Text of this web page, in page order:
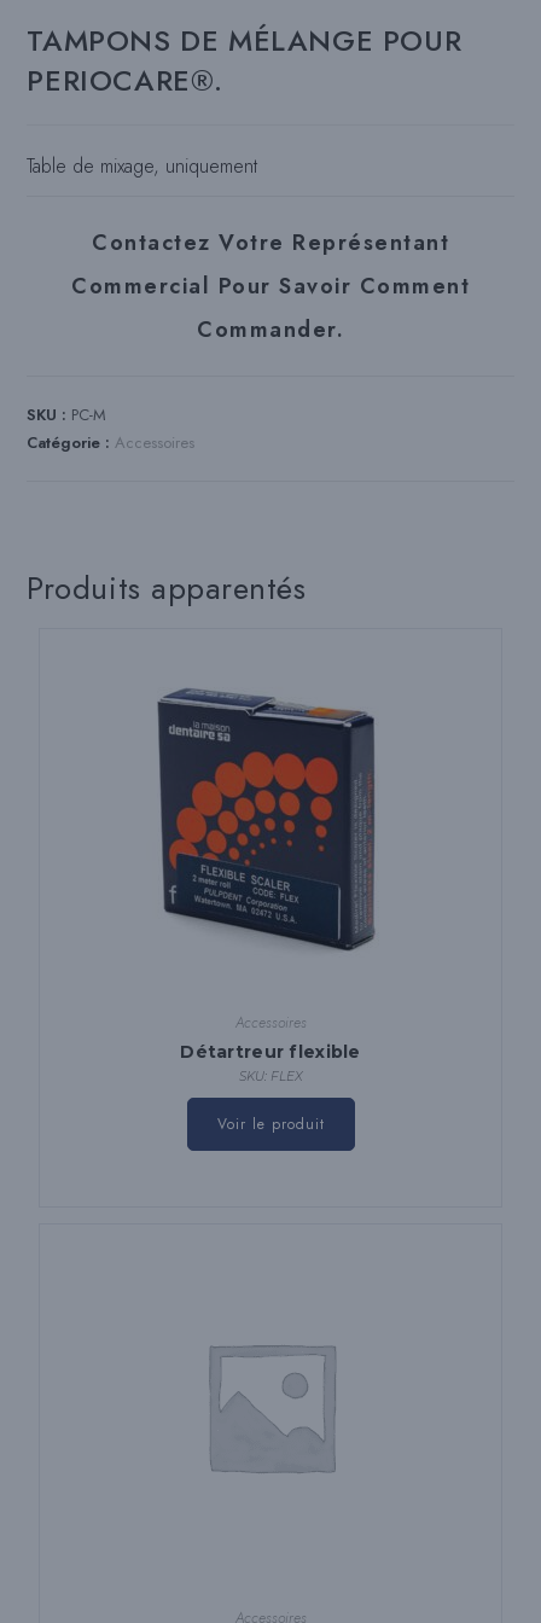
TAMPONS DE MÉLANGE POUR
PERIOCARE®.
Table de mixage, uniquement
Contactez Votre Représentant
Commercial Pour Savoir Comment
Commander.
SKU : PC-M
Catégorie :Accessoires
Produits apparentés
Accessoires
Détartreur flexible
SKU: FLEX
Voir le produit
Accessoires